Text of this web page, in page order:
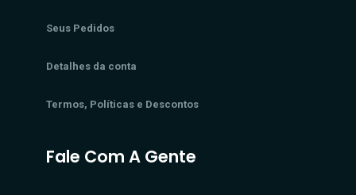
Seus Pedidos
Detalhes da conta
Termos, Políticas e Descontos
Fale Com A Gente